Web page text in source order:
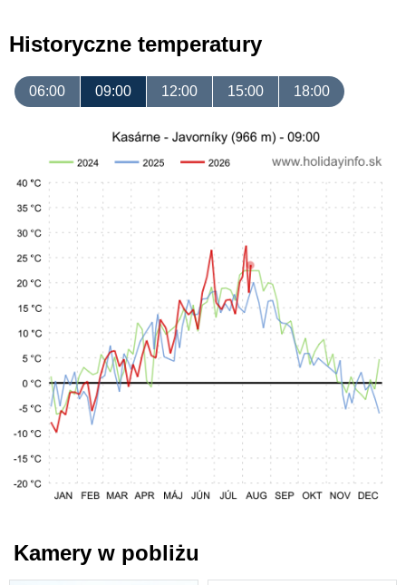
Historyczne temperatury
06:00 09:00 12:00 15:00 18:00
Kamery w pobliżu